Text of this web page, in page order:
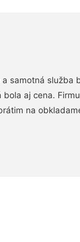
samotná služba
aj cena.
na